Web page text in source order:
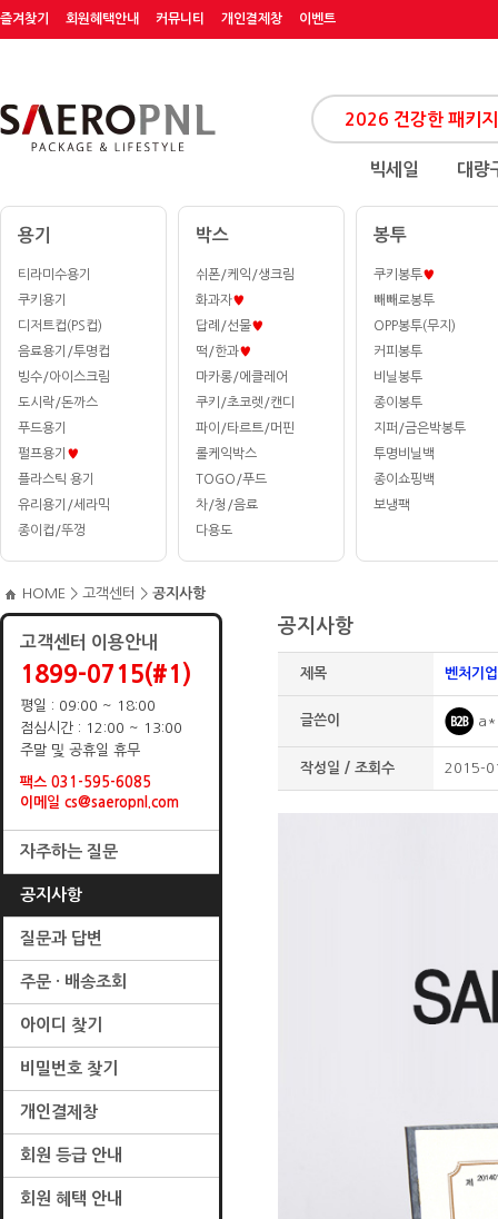
즐겨찾기 회원혜택안내 커뮤니티 개인결제창 이벤트
빅세일 대량
용기
티라미수용기
쿠키용기
디저트컵(PS컵)
음료용기/투명컵
빙수/아이스크림
도시락/돈까스
푸드용기
펄프용기 ♥
플라스틱 용기
유리용기/세라믹
종이컵/뚜껑
박스
쉬폰/케익/생크림
화과자♥
답례/선물♥
떡/한과♥
마카롱/에클레어
쿠키/초코렛/캔디
파이/타르트/머핀
롤케익박스
TOGO/푸드
차/청/음료
다용도
봉투
쿠키봉투♥
빼빼로봉투
OPP봉투(무지)
커피봉투
비닐봉투
종이봉투
지퍼/금은박봉투
투명비닐백
종이쇼핑백
보냉팩
HOME > 고객센터 > 공지사항
고객센터 이용안내
1899-0715(#1)
평일 : 09:00 ~ 18:00
점심시간 : 12:00 ~ 13:00
주말 및 공휴일 휴무
팩스 031-595-6085
이메일 cs@saeropnl.com
자주하는 질문
공지사항
질문과 답변
주문 · 배송조회
아이디 찾기
비밀번호 찾기
개인결제창
회원 등급 안내
회원 혜택 안내
공지사항
제목 벤처기
글쓴이
작성일 / 조회수 2015-